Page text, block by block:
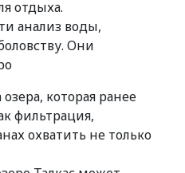
в Кубке России
Пост Дмитриева в X о
кризисе в
набрал миллион
Минпромторг:
«Кванта» не
прекращения
телевизоров в
отдыха.
анализ воды,
Они
которая ранее
фильтрация,
охватить не только